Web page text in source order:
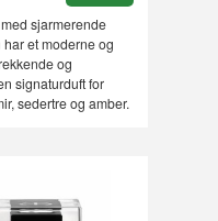
sjarmerende
et moderne og
og
signaturduft for
sedertre og amber.